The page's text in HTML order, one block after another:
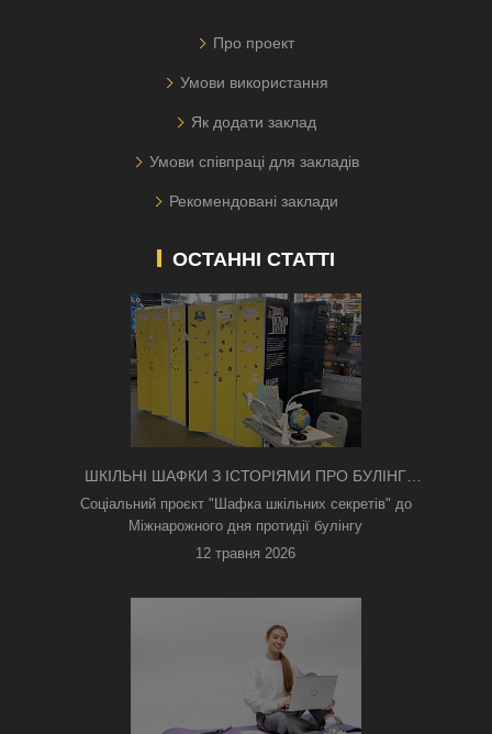
Про проект
Умови використання
Як додати заклад
Умови співпраці для закладів
Рекомендовані заклади
ОСТАННІ СТАТТІ
ШКІЛЬНІ ШАФКИ З ІСТОРІЯМИ ПРО БУЛІНГ
З'ЯВИЛИСЯ В КИЄВІ
Соціальний проєкт "Шафка шкільних секретів" до
Міжнарожного дня протидії булінгу
12 травня 2026